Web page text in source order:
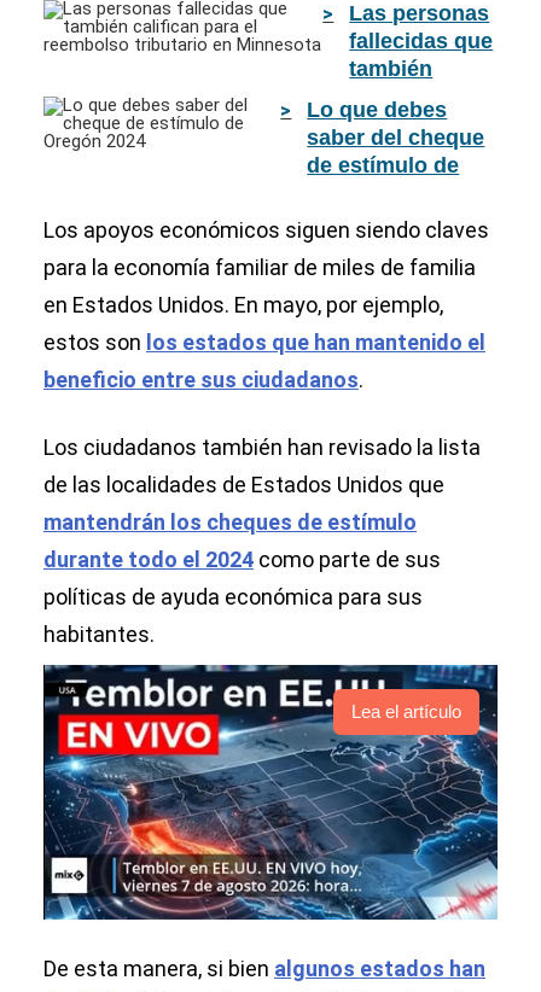
Las personas
fallecidas que
también
califican para
el reembolso
tributario en
Minnesota
Lo que debes
saber del cheque
de estímulo de
Los apoyos económicos siguen siendo claves
para la economía familiar de miles de familia
en Estados Unidos. En mayo, por ejemplo,
estos son los estados que han mantenido el
beneficio entre sus ciudadanos.
Los ciudadanos también han revisado la lista
de las localidades de Estados Unidos que
mantendrán los cheques de estímulo
durante todo el 2024 como parte de sus
políticas de ayuda económica para sus
habitantes.
Lea el artículo
De esta manera, si bien algunos estados han